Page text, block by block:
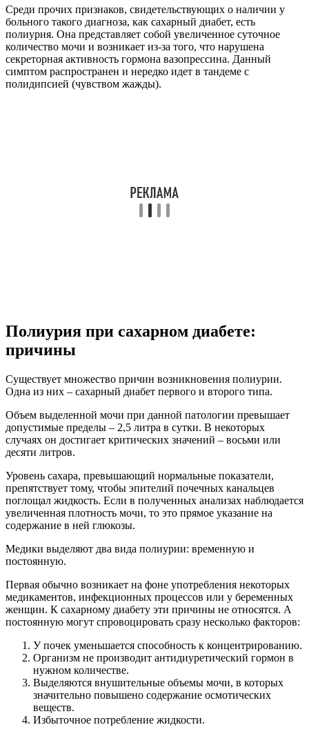
Среди прочих признаков, свидетельствующих о наличии у
больного такого диагноза, как сахарный диабет, есть
полиурия. Она представляет собой увеличенное суточное
количество мочи и возникает из-за того, что нарушена
секреторная активность гормона вазопрессина. Данный
симптом распространен и нередко идет в тандеме с
полидипсией (чувством жажды).
Полиурия при сахарном диабете:
причины
Существует множество причин возникновения полиурии.
Одна из них – сахарный диабет первого и второго типа.
Объем выделенной мочи при данной патологии превышает
допустимые пределы – 2,5 литра в сутки. В некоторых
случаях он достигает критических значений – восьми или
десяти литров.
Уровень сахара, превышающий нормальные показатели,
препятствует тому, чтобы эпителий почечных канальцев
поглощал жидкость. Если в полученных анализах наблюдается
увеличенная плотность мочи, то это прямое указание на
содержание в ней глюкозы.
Медики выделяют два вида полиурии: временную и
постоянную.
Первая обычно возникает на фоне употребления некоторых
медикаментов, инфекционных процессов или у беременных
женщин. К сахарному диабету эти причины не относятся. А
постоянную могут спровоцировать сразу несколько факторов:
У почек уменьшается способность к концентрированию.
Организм не производит антидиуретический гормон в
нужном количестве.
Выделяются внушительные объемы мочи, в которых
значительно повышено содержание осмотических
веществ.
Избыточное потребление жидкости.